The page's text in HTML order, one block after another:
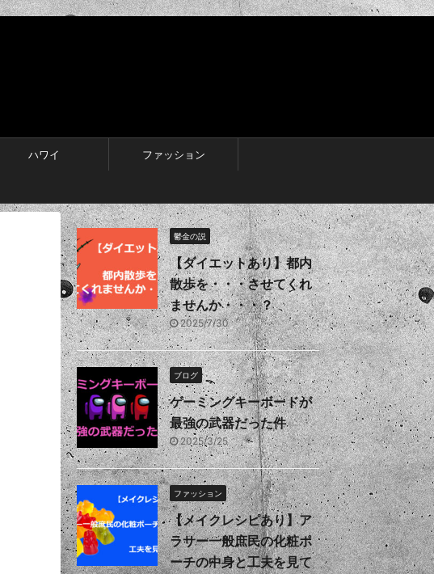
ハワイ ファッション
鬱金の説
【ダイエットあり】都内
散歩を・・・させてくれ
ませんか・・・？
2025/7/30
ブログ
ゲーミングキーボードが
最強の武器だった件
2025/3/25
ファッション
【メイクレシピあり】ア
ラサー一般庶民の化粧ポ
ーチの中身と工夫を見て